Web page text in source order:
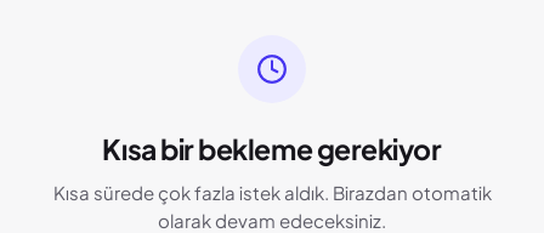
Kısa bir bekleme gerekiyor
Kısa sürede çok fazla istek aldık. Birazdan otomatik
olarak devam edeceksiniz.